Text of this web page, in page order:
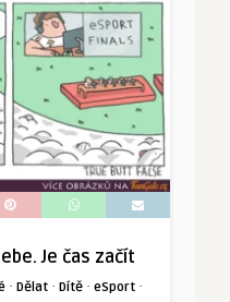
Je čas začít
· Dělat · Dítě · eSport ·